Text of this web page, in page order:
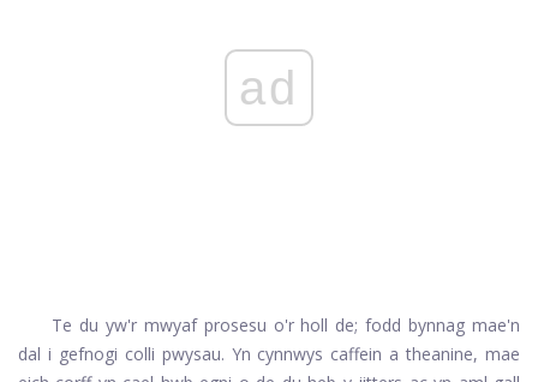
ad
Te du yw'r mwyaf prosesu o'r holl de; fodd bynnag mae'n
dal i gefnogi colli pwysau. Yn cynnwys caffein a theanine, mae